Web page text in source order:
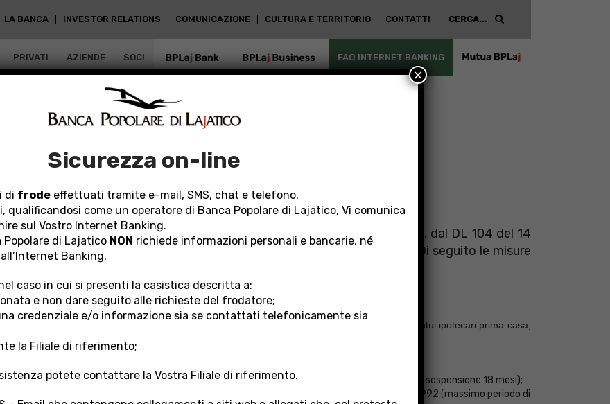
LA BANCA INVESTOR RELATIONS COMUNICAZIONE CULTURA E TERRITORIO CONTATTI
PRIVATI AZIENDE SOCI BPLAJ BANK BPLAJ BUSINESS FAQ INTERNET BANKING MUTUA
novità rispetto a quanto previsto dalla Legge n. 178 ( Legge di Bilancio
), dal DL 104 del 14
DL 18 del 17 marzo 2020 in tema di sospensione dei pagamenti
. Di seguito le misure
Professionisti, Artigiani e Commercianti
l’applicazione del fondo di solidarietà cosiddetto “Gasparrini” per ottenere moratorie di mutui ipotecari prima casa,
dello stato di disoccupazione (massimo periodo di sospensione 18 mesi);
del codice di procedura civile con attualità dello stato di disoccupazione (massimo periodo di sospensione 18 mesi);
mutuo, riconoscimento di handicap grave ai sensi dell’art. 3 comma 3 della Legge 104/1992 (massimo periodo di
Sicurezza on-line
di frodeeffettuati tramite e-mail, SMS, chat e telefono.
qualificandosi come un operatore di Banca Popolare di Lajatico, Vi comunica
sul Vostro Internet Banking.
di Lajatico NON richiede informazioni personali e bancarie, né
Banking.
caso in cui si presenti la casistica descritta a:
e non dare seguito alle richieste del frodatore;
credenziale e/o informazione sia se contattati telefonicamente sia
la Filiale di riferimento;
potete contattare la Vostra Filiale di riferimento.
×